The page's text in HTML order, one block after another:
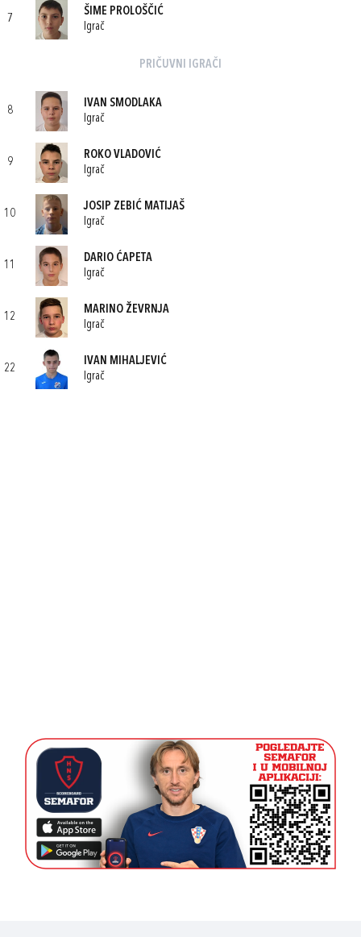
7
ŠIME PROLOŠČIĆ
Igrač
PRIČUVNI IGRAČI
8
IVAN SMODLAKA
Igrač
9
ROKO VLADOVIĆ
Igrač
10
JOSIP ZEBIĆ MATIJAŠ
Igrač
11
DARIO ĆAPETA
Igrač
12
MARINO ŽEVRNJA
Igrač
22
IVAN MIHALJEVIĆ
Igrač